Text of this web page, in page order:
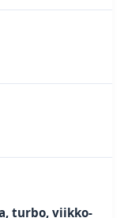
turbo, viikko-